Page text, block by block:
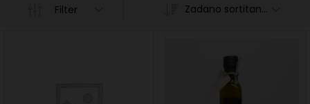
Filter Zadano sortitanje